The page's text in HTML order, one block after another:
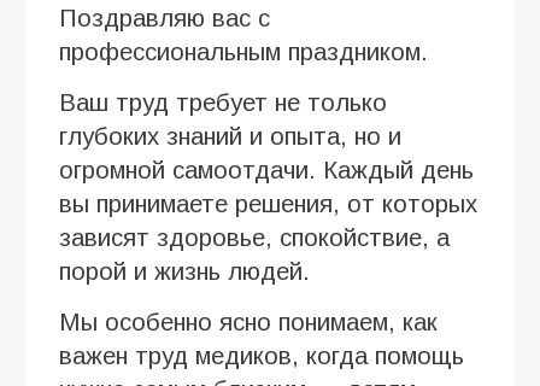
Поздравляю вас с
профессиональным праздником.
Ваш труд требует не только
глубоких знаний и опыта, но и
огромной самоотдачи. Каждый день
вы принимаете решения, от которых
зависят здоровье, спокойствие, а
порой и жизнь людей.
Мы особенно ясно понимаем, как
важен труд медиков, когда помощь